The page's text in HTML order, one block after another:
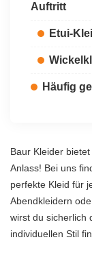
Auftritt
Etui-
Häufig
Baur Kleider
Anlass! Bei uns
perfekte Kleid für
Abendkleidern
wirst du sicherlich
individuellen Stil